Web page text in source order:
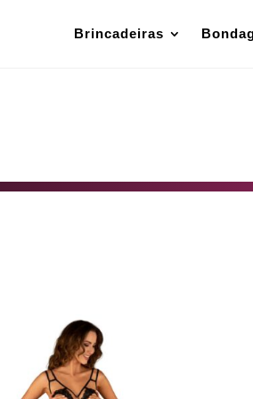
Brincadeiras